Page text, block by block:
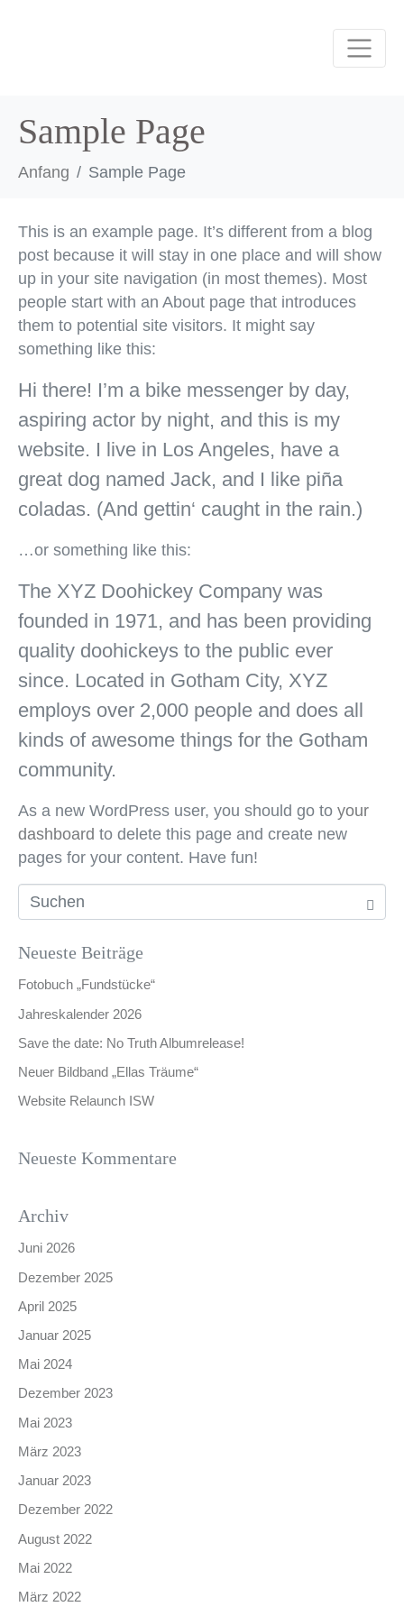
Sample Page
Anfang Sample Page
This is an example page. It’s different from a blog
post because it will stay in one place and will show
up in your site navigation (in most themes). Most
people start with an About page that introduces
them to potential site visitors. It might say
something like this:
Hi there! I’m a bike messenger by day,
aspiring actor by night, and this is my
website. I live in Los Angeles, have a
great dog named Jack, and I like piña
coladas. (And gettin‘ caught in the rain.)
…or something like this:
The XYZ Doohickey Company was
founded in 1971, and has been providing
quality doohickeys to the public ever
since. Located in Gotham City, XYZ
employs over 2,000 people and does all
kinds of awesome things for the Gotham
community.
As a new WordPress user, you should go to your
dashboard to delete this page and create new
pages for your content. Have fun!
Neueste Beiträge
Fotobuch „Fundstücke“
Jahreskalender 2026
Save the date: No Truth Albumrelease!
Neuer Bildband „Ellas Träume“
Website Relaunch ISW
Neueste Kommentare
Archiv
Juni 2026
Dezember 2025
April 2025
Januar 2025
Mai 2024
Dezember 2023
Mai 2023
März 2023
Januar 2023
Dezember 2022
August 2022
Mai 2022
März 2022